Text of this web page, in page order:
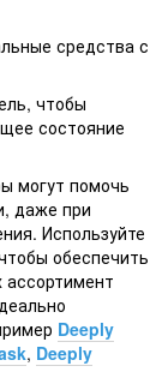
средства с
чтобы
состояние
могут помочь
даже при
Используйте
обеспечить
ассортимент
Deeply
, Deeply